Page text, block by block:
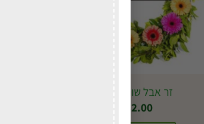
זר אבל שורת פרחים
182.00